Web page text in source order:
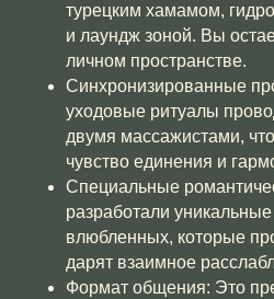
турецким хамамом,
и лаундж зоной. Вы
личном пространстве.
Синхронизированные
уходовые ритуалы
двумя массажистами,
чувство единения и
Специальные
разработали
влюбленных, которые
дарят взаимное
Формат общения: Это